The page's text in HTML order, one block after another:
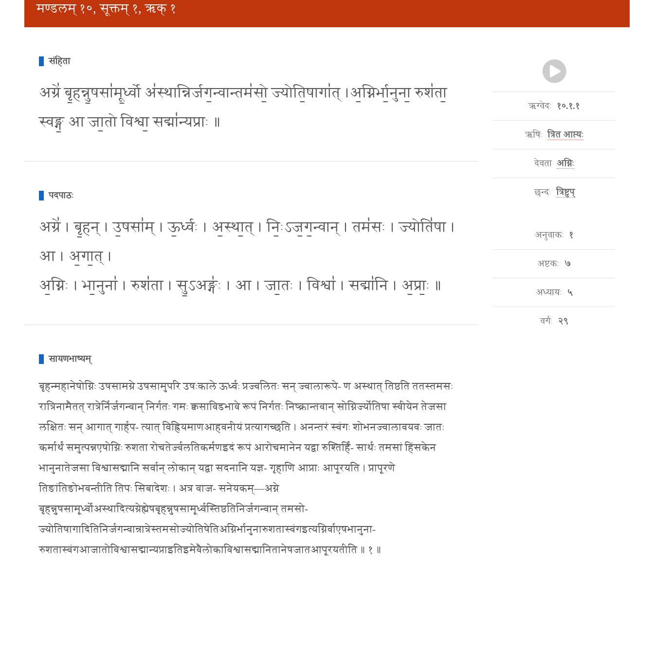
मण्डलम् १०, सूक्तम् १, ऋक् १
संहिता
अग्रे॑ बृ॒हन्नु॒षसा॑मू॒र्ध्वो अ॑स्थान्निर्जग॒न्वान्तम॑सो॒ ज्योति॒षागा॑त् ।अ॒ग्निर्भा॒नुना॒ रुश॑ता॒
स्वङ्ग॒ आ जा॒तो विश्वा॒ सद्मा॑न्यप्राः ॥
पदपाठः
अग्रे॑ । बृ॒हन् । उ॒षसा॑म् । ऊ॒र्ध्वः । अ॒स्था॒त् । निः॒ऽज॒ग॒न्वान् । तम॑सः । ज्योति॑षा ।
आ । अ॒गा॒त् ।
अ॒ग्निः । भा॒नुना॑ । रुश॑ता । सु॒ऽअङ्गः॑ । आ । जा॒तः । विश्वा॑ । सद्मा॑नि । अ॒प्राः॒ ॥
सायणभाष्यम्
बृहन्महानेषोग्निः उषसामग्रे उषसामुपरि उषःकाले ऊर्ध्वः प्रज्वलितः सन् ज्वालारूपे- ण अस्थात् तिष्ठति ततस्तमसः
रात्रिनामैतत् रात्रेर्निर्जगन्वान् निर्गतः गमः क्वसाविडभावे रूपं निर्गतः निष्क्रान्तवान् सोग्निर्ज्योतिषा स्वीयेन तेजसा
लक्षितः सन् आगात् गार्हप- त्यात् विह्रियमाणआहवनीयं प्रत्यागच्छति । अनन्तरं स्वंगः शोभनज्वालावयवः जातः
कर्मार्थं समुत्पन्नएषोग्निः रुशता रोचतेर्ज्वलतिकर्मणइदं रूपं आरोचमानेन यद्वा रुश्तिर्हिं- सार्थः तमसां हिंसकेन
भानुनातेजसा विश्वासद्मानि सर्वान् लोकान् यद्वा सदनानि यज्ञ- गृहाणि आप्राः आपूरयति । प्रापूरणे
तिङांतिङोभवन्तीति तिपः सिबादेशः । अत्र वाज- सनेयकम्—अग्ने
बृहन्नुषसामूर्ध्वोअस्थादित्यग्रेह्येषबृहन्नुषसामूर्ध्वस्तिष्ठतिनिर्जगन्वान् तमसो-
ज्योतिषागादितिनिर्जगन्वान्रात्रेस्तमसोज्योतिषेतिअग्निर्भानुनारुशतास्वंगइत्यग्निर्वाएषभानुना-
रुशतास्वंगआजातोविश्वासद्मान्यप्राइतिइमेवैलोकाविश्वासद्मानितानेषजातआपूरयतीति ॥ १ ॥
ऋग्वेदः १०.१.१
ऋषिः त्रित आप्त्यः
देवता अग्निः
छन्दः त्रिष्टुप्
अनुवाकः १
अष्टकः ७
अध्यायः ५
वर्गः २९